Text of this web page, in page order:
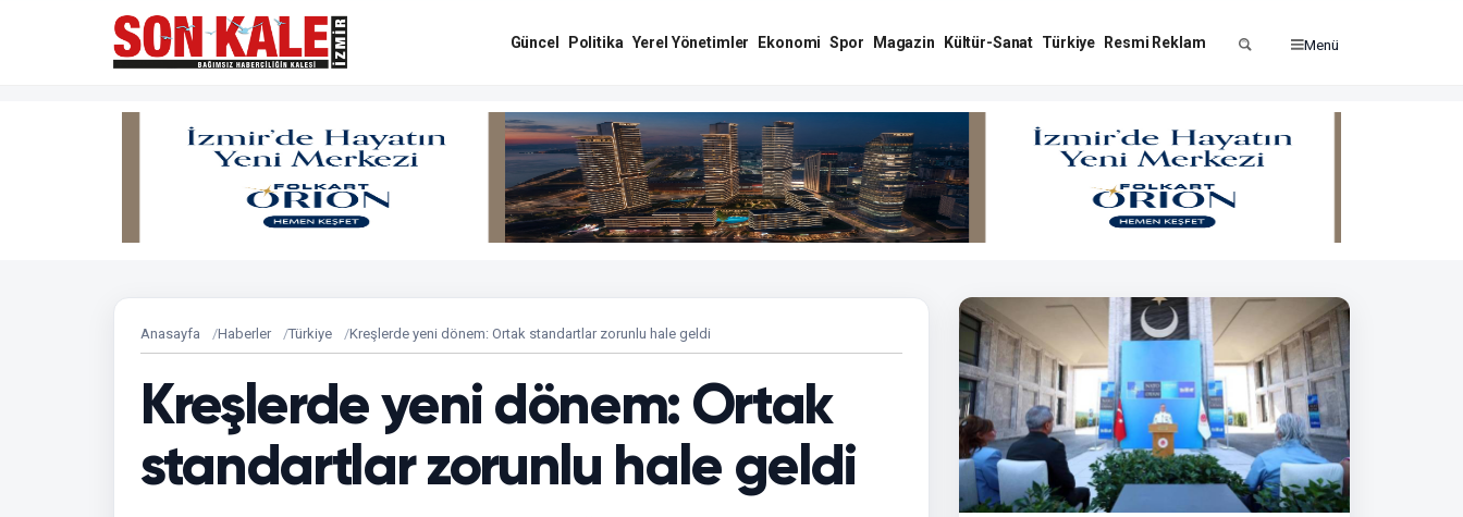
Güncel Politika Yerel Yönetimler Ekonomi Spor Magazin Kültür-Sanat Türkiye Resmi Reklam Menü
Anasayfa Haberler Türkiye Kreşlerde yeni dönem: Ortak standartlar zorunlu hale geldi
Kreşlerde yeni dönem: Ortak
standartlar zorunlu hale geldi